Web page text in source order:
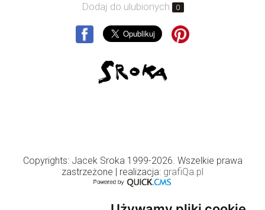
Dodaj do ulubionych
0
Copyrights: Jacek Sroka 1999-2026. Wszelkie prawa
zastrzeżone
| realizacja: grafiQa.pl